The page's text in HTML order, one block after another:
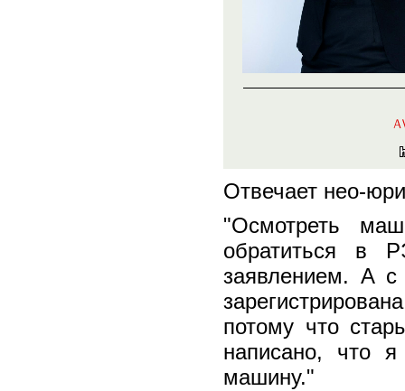
Отвечает нео-
"Осмотреть
обратиться в
заявлением. А
потому что
написано, что
машину."